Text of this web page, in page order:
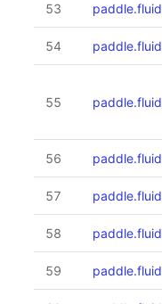
53
54
55
56
57
58
59